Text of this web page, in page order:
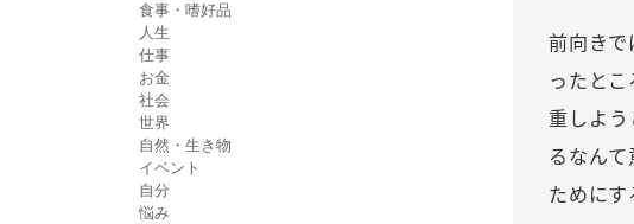
食事・嗜好品
人生
仕事
お金
社会
世界
自然・生き物
イベント
自分
悩み
前向きで
ったと
重しよ
るなん
ためにす